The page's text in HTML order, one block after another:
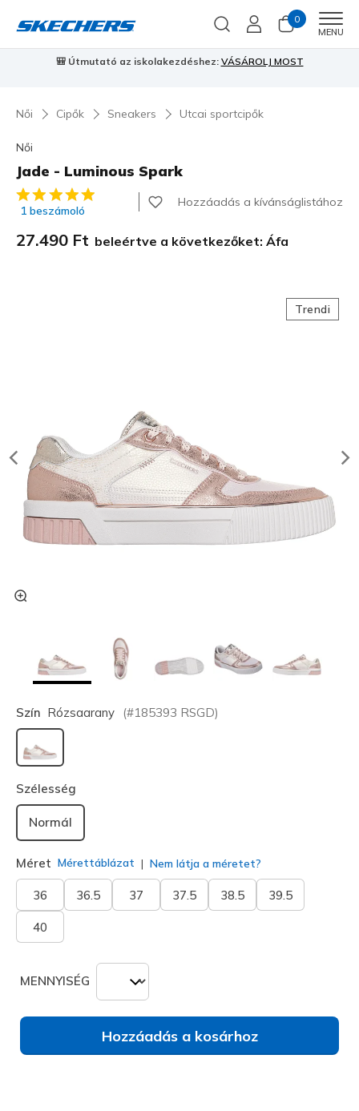
0
MENU
VÁSÁROLJ MOST ⭐Skechers VIP: 45 napos visszaküldés
Női Cipők Sneakers Utcai sportcipők
Női
Jade - Luminous Spark
5 az 5-ből ügyfélértékelés
1 beszámoló
Hozzáadás a kívánságlistához
27.490 Ft beleértve a következőket: Áfa
Trendi
Szín Rózsaarany (#185393 RSGD)
kiválasztva
Szélesség
Normál
Méret Mérettáblázat Nem látja a méretet?
36 36.5 37 37.5 38.5 39.5
40
MENNYISÉG
Hozzáadás a kosárhoz